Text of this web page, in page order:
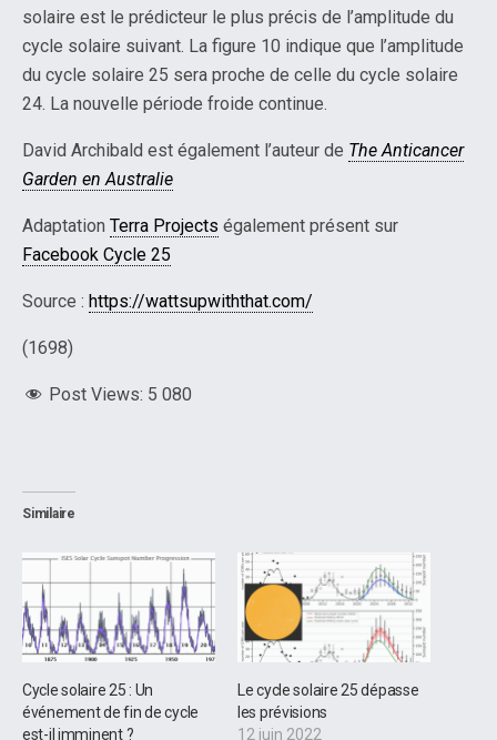
solaire est le prédicteur le plus précis de l’amplitude du
cycle solaire suivant. La figure 10 indique que l’amplitude
du cycle solaire 25 sera proche de celle du cycle solaire
24. La nouvelle période froide continue.
David Archibald est également l’auteur de The Anticancer
Garden en Australie
Adaptation Terra Projects également présent sur
Facebook Cycle 25
Source : https://wattsupwiththat.com/
(1698)
Post Views: 5 080
Similaire
Cycle solaire 25 : Un
événement de fin de cycle
est-il imminent ?
Le cycle solaire 25 dépasse
les prévisions
12 juin 2022